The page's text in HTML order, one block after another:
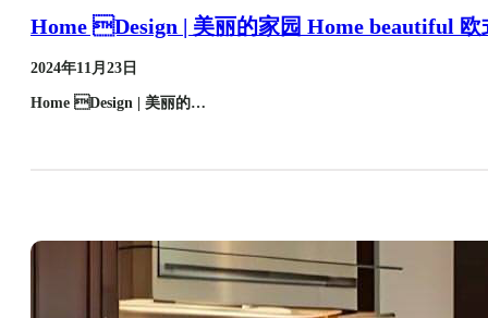
Home Design | 美丽的家园 Home beautiful
2024年11月23日
Home Design | 美丽的…